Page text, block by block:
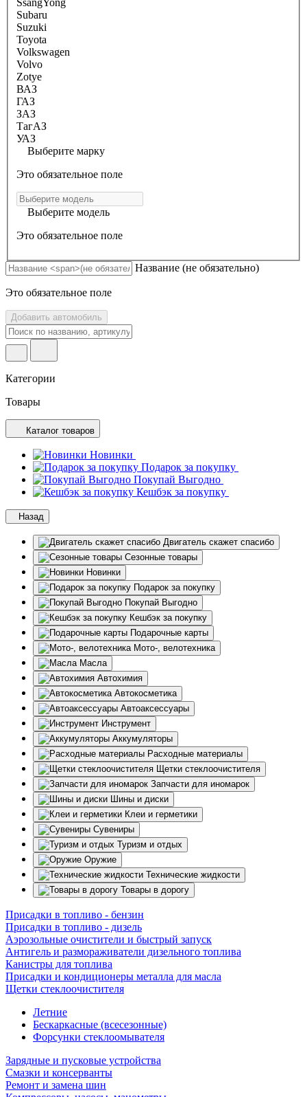
Subaru
Suzuki
Toyota
Volkswagen
Volvo
Zotye
ВАЗ
ГАЗ
ЗАЗ
ТагАЗ
УАЗ
Выберите марку
Это обязательное поле
Выберите модель
Это обязательное поле
Название (не обязательно)
Это обязательное поле
Добавить автомобиль
Категории
Товары
Каталог товаров
Новинки
Подарок за покупку
Покупай Выгодно
Кешбэк за покупку
Назад
Двигатель скажет спасибо
Сезонные товары
Новинки
Подарок за покупку
Покупай Выгодно
Кешбэк за покупку
Подарочные карты
Мото-, велотехника
Масла
Автохимия
Автокосметика
Автоаксессуары
Инструмент
Аккумуляторы
Расходные материалы
Щетки стеклоочистителя
Запчасти для иномарок
Шины и диски
Клеи и герметики
Сувениры
Туризм и отдых
Оружие
Технические жидкости
Товары в дорогу
Присадки в топливо - бензин
Присадки в топливо - дизель
Аэрозольные очистители и быстрый запуск
Антигель и размораживатели дизельного топлива
Канистры для топлива
Присадки и кондиционеры металла для масла
Щетки стеклоочистителя
Летние
Бескаркасные (всесезонные)
Форсунки стеклоомывателя
Зарядные и пусковые устройства
Смазки и консерванты
Ремонт и замена шин